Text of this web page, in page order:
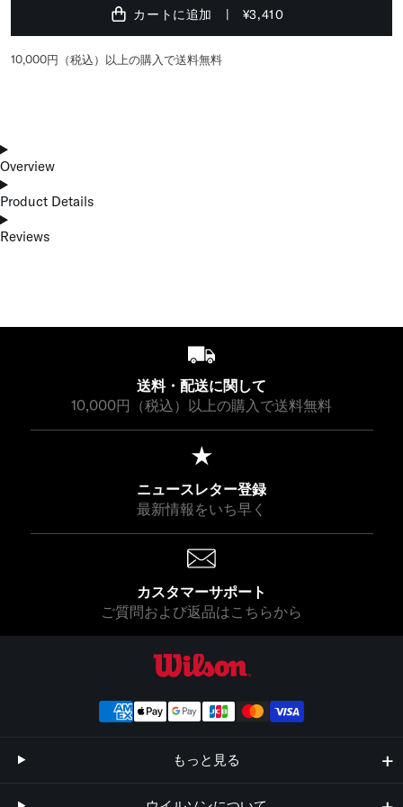
カートに追加 ¥3,410
10,000円（税込）以上の購入で送料無料
Overview
Product Details
Reviews
送料・配送に関して
10,000円（税込）以上の購入で送料無料
ニュースレター登録
最新情報をいち早く
カスタマーサポート
ご質問および返品はこちらから
もっと見る